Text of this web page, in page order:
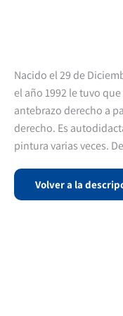
Nacido el 29 de
el año 1992 le tuvo
antebrazo derecho a
derecho. Es
pintura varias veces.
Volver a la